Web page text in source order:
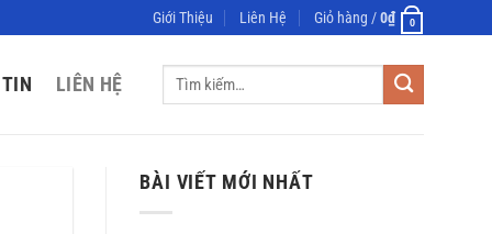
Giới Thiệu Liên Hệ Giỏ hàng /0₫ 0
LIÊN HỆ
Tìm
BÀI VIẾT MỚI NHẤT